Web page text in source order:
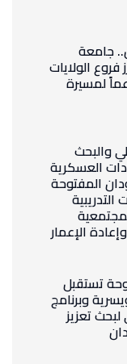
جامعة
الولايات
لمسيرة
والبحث
العسكرية
المفتوحة
الإعمار
تستقبل
وبرنامج
لبحث تعزيز